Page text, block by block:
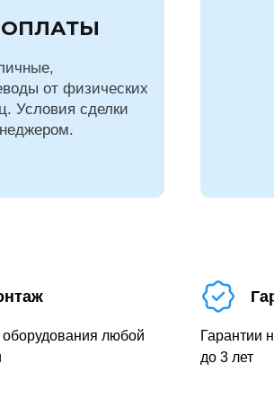
от физических
Условия сделки
оборудования любой
Гарантии
до 3 лет